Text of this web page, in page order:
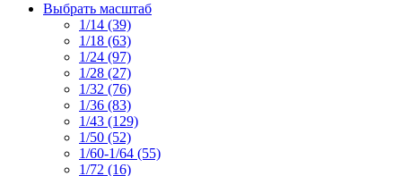
Выбрать масштаб
1/14 (39)
1/18 (63)
1/24 (97)
1/28 (27)
1/32 (76)
1/36 (83)
1/43 (129)
1/50 (52)
1/60-1/64 (55)
1/72 (16)